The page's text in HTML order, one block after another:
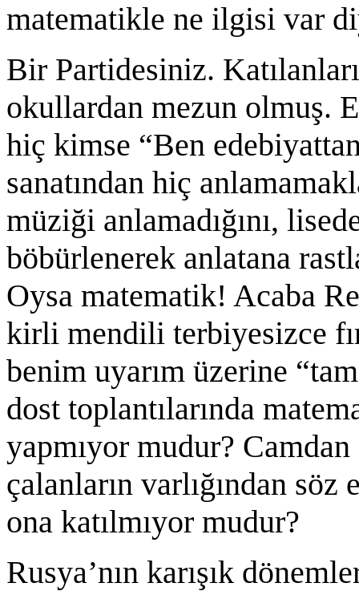
matematikle ne ilgisi var
Bir Partidesiniz.
okullardan mezun olmuş.
hiç kimse “Ben
sanatından hiç
müziği anlamadığını,
böbürlenerek anlatana
Oysa matematik! Acaba
kirli mendili terbiyesizce
benim uyarım üzerine
dost toplantılarında
yapmıyor mudur?
çalanların varlığından
ona katılmıyor mudur?
Rusya’nın karışık